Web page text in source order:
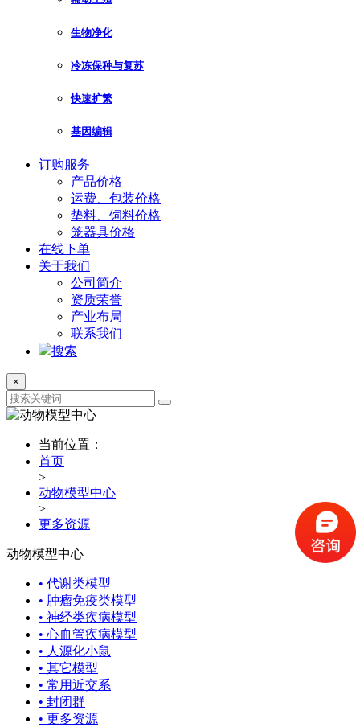
生物净化
冷冻保种与复苏
快速扩繁
基因编辑
订购服务
产品价格
运费、包装价格
垫料、饲料价格
笼器具价格
在线下单
关于我们
公司简介
资质荣誉
产业布局
联系我们
搜索
×
当前位置：
首页
>
动物模型中心
>
更多资源
动物模型中心
• 代谢类模型
• 肿瘤免疫类模型
• 神经类疾病模型
• 心血管疾病模型
• 人源化小鼠
• 其它模型
• 常用近交系
• 封闭群
• 更多资源